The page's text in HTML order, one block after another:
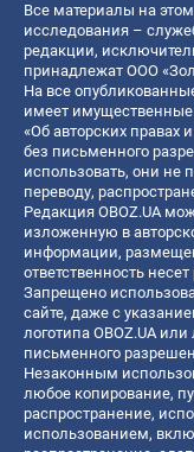
Все материалы на
исследования –
редакции,
принадлежат ООО
На все
имеет
«Об авторских правах
без письменного
использовать, они не
переводу,
Редакция OBOZ.UA
изложенную в
информации,
ответственность
Запрещено
сайте, даже с
логотипа OBOZ.UA
письменного
Незаконным
любое копирование,
распространение,
использованием,